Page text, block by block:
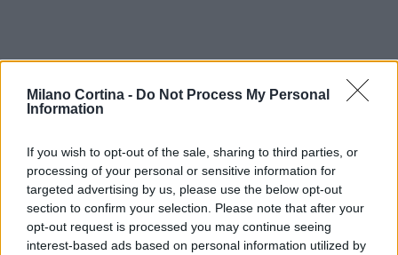
Milano Cortina - Do Not Process My Personal
Information
If you wish to opt-out of the sale, sharing to third parties, or
processing of your personal or sensitive information for
targeted advertising by us, please use the below opt-out
section to confirm your selection. Please note that after your
opt-out request is processed you may continue seeing
interest-based ads based on personal information utilized by
Continua a leggere